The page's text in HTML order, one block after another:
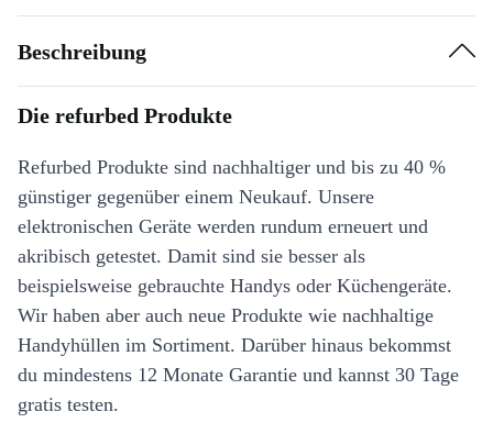
Beschreibung
Die refurbed Produkte
Refurbed Produkte sind nachhaltiger und bis zu 40 %
günstiger gegenüber einem Neukauf. Unsere
elektronischen Geräte werden rundum erneuert und
akribisch getestet. Damit sind sie besser als
beispielsweise gebrauchte Handys oder Küchengeräte.
Wir haben aber auch neue Produkte wie nachhaltige
Handyhüllen im Sortiment. Darüber hinaus bekommst
du mindestens 12 Monate Garantie und kannst 30 Tage
gratis testen.